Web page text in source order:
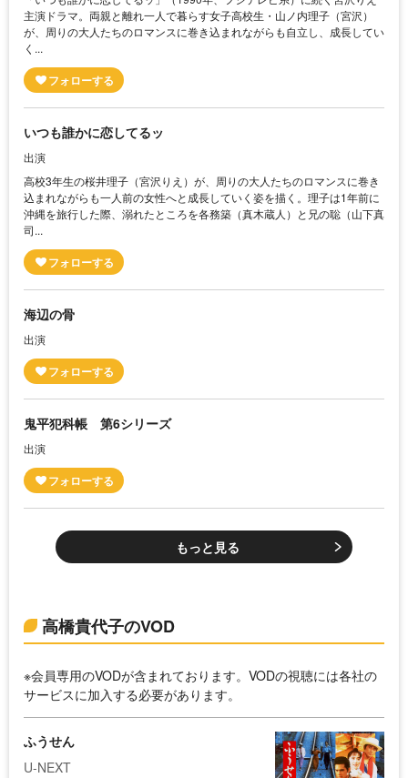
主演ドラマ。両親と離れ一人で暮らす女子高校生・山ノ内理子（宮沢）
が、周りの大人たちのロマンスに巻き込まれながらも自立し、成長してい
く...
いつも誰かに恋してるッ
出演
高校3年生の桜井理子（宮沢りえ）が、周りの大人たちのロマンスに巻き
込まれながらも一人前の女性へと成長していく姿を描く。理子は1年前に
沖縄を旅行した際、溺れたところを各務築（真木蔵人）と兄の聡（山下真
司...
海辺の骨
出演
鬼平犯科帳 第6シリーズ
出演
もっと見る
高橋貴代子のVOD
※会員専用のVODが含まれております。VODの視聴には各社の
サービスに加入する必要があります。
ふうせん
U-NEXT